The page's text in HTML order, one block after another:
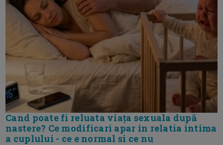
Cand poate fi reluata viața sexuala după
nastere? Ce modificari apar in relatia intima
a cuplului - ce e normal si ce nu